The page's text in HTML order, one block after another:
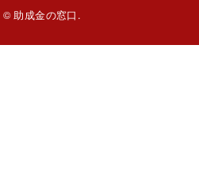
© 助成金の窓口.